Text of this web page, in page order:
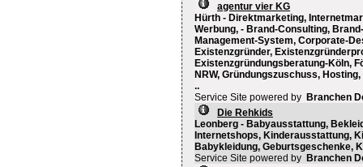
agentur vier KG
Hürth - Direktmarketing,
Werbung, - Brand-Consulting,
Management-System, Corporate-
Existenzgründer,
Existenzgründungsberatung-Köln,
NRW, Gründungszuschuss,
..
Service Site powered by Branchen
Die Rehkids
Leonberg - Babyausstattung,
Internetshops, Kinderausstattung,
Babykleidung, Geburtsgeschenke,
Service Site powered by Branchen